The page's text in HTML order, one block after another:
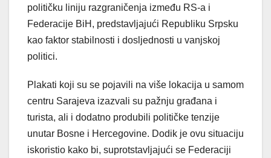
političku liniju razgraničenja između RS-a i
Federacije BiH, predstavljajući Republiku Srpsku
kao faktor stabilnosti i dosljednosti u vanjskoj
politici.
Plakati koji su se pojavili na više lokacija u samom
centru Sarajeva izazvali su pažnju građana i
turista, ali i dodatno produbili političke tenzije
unutar Bosne i Hercegovine. Dodik je ovu situaciju
iskoristio kako bi, suprotstavljajući se Federaciji